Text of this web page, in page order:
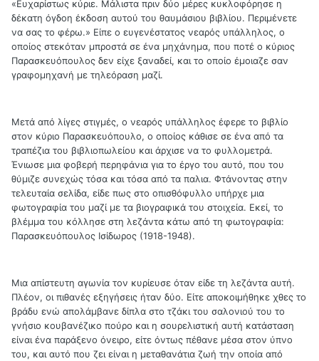
«Ευχαρίστως κύριε. Μάλιστα πριν δύο μέρες κυκλοφόρησε η
δέκατη όγδοη έκδοση αυτού του θαυμάσιου βιβλίου. Περιμένετε
να σας το φέρω.» Είπε ο ευγενέστατος νεαρός υπάλληλος, ο
οποίος στεκόταν μπροστά σε ένα μηχάνημα, που ποτέ ο κύριος
Παρασκευόπουλος δεν είχε ξαναδεί, και το οποίο έμοιαζε σαν
γραφομηχανή με τηλεόραση μαζί.
Μετά από λίγες στιγμές, ο νεαρός υπάλληλος έφερε το βιβλίο
στον κύριο Παρασκευόπουλο, ο οποίος κάθισε σε ένα από τα
τραπέζια του βιβλιοπωλείου και άρχισε να το φυλλομετρά.
Ένιωσε μια φοβερή περηφάνια για το έργο του αυτό, που του
θύμιζε συνεχώς τόσα και τόσα από τα παλια. Φτάνοντας στην
τελευταία σελίδα, είδε πως στο οπισθόφυλλο υπήρχε μια
φωτογραφία του μαζί με τα βιογραφικά του στοιχεία. Εκεί, το
βλέμμα του κόλλησε στη λεζάντα κάτω από τη φωτογραφία:
Παρασκευόπουλος Ισίδωρος (1918-1948).
Μια απίστευτη αγωνία τον κυρίευσε όταν είδε τη λεζάντα αυτή.
Πλέον, οι πιθανές εξηγήσεις ήταν δύο. Είτε αποκοιμήθηκε χθες το
βράδυ ενώ απολάμβανε δίπλα στο τζάκι του σαλονιού του το
γνήσιο κουβανέζικο πούρο και η σουρελιστική αυτή κατάσταση
είναι ένα παράξενο όνειρο, είτε όντως πέθανε μέσα στον ύπνο
του, και αυτό που ζει είναι η μεταθανάτια ζωή την οποία από